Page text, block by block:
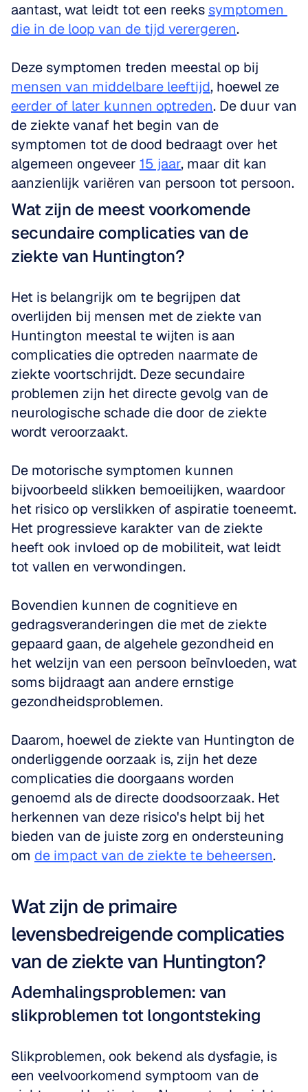
aantast, wat leidt tot een reeks symptomen
die in de loop van de tijd verergeren.
mensen van middelbare leeftijd
eerder of later kunnen optreden. De duur van
de ziekte vanaf het begin van de
symptomen tot de dood bedraagt over het
algemeen ongeveer 15 jaar, maar dit kan
aanzienlijk variëren van persoon tot persoon.
Wat zijn de meest voorkomende
secundaire complicaties van de
ziekte van Huntington?
Het is belangrijk om te begrijpen dat
overlijden bij mensen met de ziekte van
Huntington meestal te wijten is aan
complicaties die optreden naarmate de
ziekte voortschrijdt. Deze secundaire
problemen zijn het directe gevolg van de
neurologische schade die door de ziekte
wordt veroorzaakt.
De motorische symptomen kunnen
bijvoorbeeld slikken bemoeilijken, waardoor
het risico op verslikken of aspiratie toeneemt.
Het progressieve karakter van de ziekte
heeft ook invloed op de mobiliteit, wat leidt
tot vallen en verwondingen.
Bovendien kunnen de cognitieve en
gedragsveranderingen die met de ziekte
gepaard gaan, de algehele gezondheid en
het welzijn van een persoon beïnvloeden, wat
soms bijdraagt aan andere ernstige
gezondheidsproblemen.
Daarom, hoewel de ziekte van Huntington de
onderliggende oorzaak is, zijn het deze
complicaties die doorgaans worden
genoemd als de directe doodsoorzaak. Het
herkennen van deze risico's helpt bij het
bieden van de juiste zorg en ondersteuning
om de impact van de ziekte te beheersen.
Wat zijn de primaire
levensbedreigende complicaties
van de ziekte van Huntington?
Ademhalingsproblemen: van
slikproblemen tot longontsteking
Slikproblemen, ook bekend als dysfagie, is
een veelvoorkomend symptoom van de